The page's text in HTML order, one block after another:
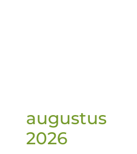
augustus
2026